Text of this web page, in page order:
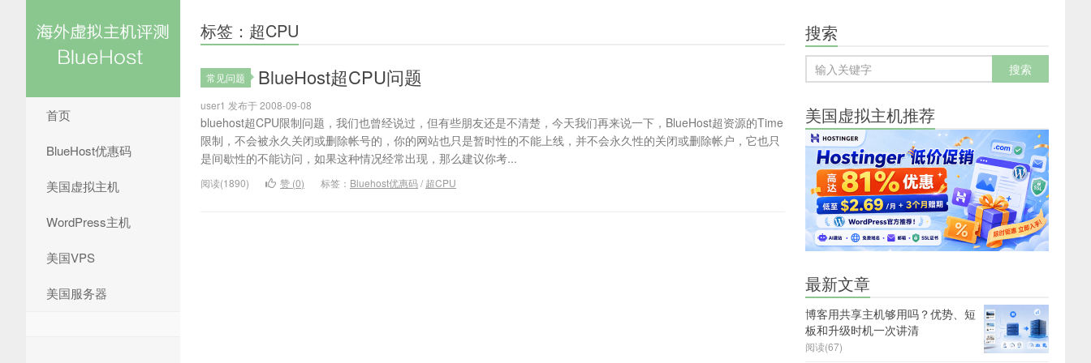
首页
BlueHost优惠码
美国虚拟主机
WordPress主机
美国VPS
美国服务器
标签：超CPU
常见问题 BlueHost超CPU问题
user1 发布于 2008-09-08
bluehost超CPU限制问题，我们也曾经说过，但有些朋友还是不清楚，今天我们再来说一下，BlueHost超资源的Time
限制，不会被永久关闭或删除帐号的，你的网站也只是暂时性的不能上线，并不会永久性的关闭或删除帐户，它也只
是间歇性的不能访问，如果这种情况经常出现，那么建议你考...
阅读(1890) 赞 (0) 标签： Bluehost优惠码/ 超CPU
搜索
美国虚拟主机推荐
最新文章
博客用共享主机够用吗？优势、短
板和升级时机一次讲清
阅读(67)